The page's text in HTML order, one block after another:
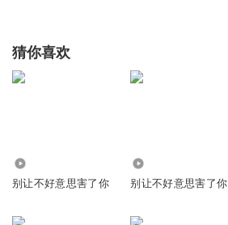
猜你喜欢
别让不好意思害了你 别让不好意思害了你